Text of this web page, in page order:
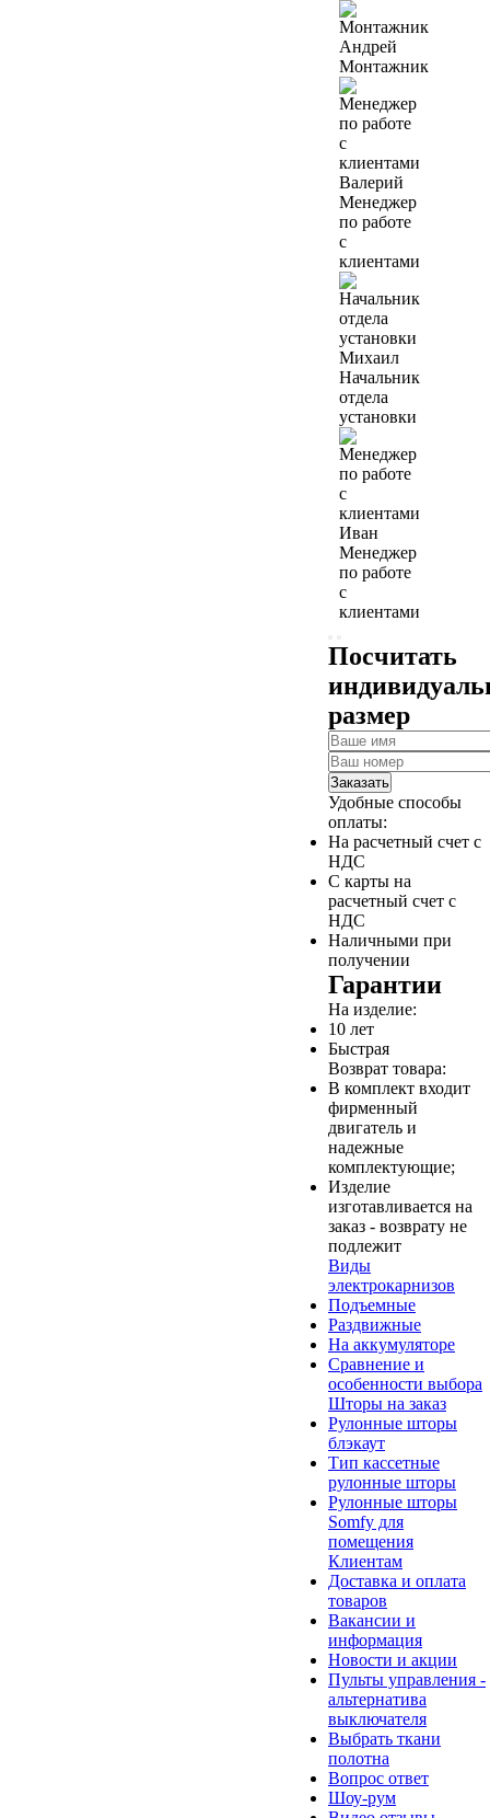
Андрей
Монтажник
Валерий
Менеджер
по работе
с
клиентами
Михаил
Начальник
отдела
установки
Иван
Менеджер
по работе
с
клиентами
Посчитать
размер
Заказать
Удобные способы
оплаты:
На расчетный счет с
НДС
С карты на
расчетный счет с
НДС
Наличными при
получении
Гарантии
На изделие:
10 лет
Быстрая
Возврат товара:
В комплект входит
фирменный
двигатель и
надежные
комплектующие;
Изделие
изготавливается на
заказ - возврату не
подлежит
Виды
электрокарнизов
Подъемные
Раздвижные
На аккумуляторе
Сравнение и
особенности выбора
Шторы на заказ
Рулонные шторы
блэкаут
Тип кассетные
рулонные шторы
Рулонные шторы
Somfy для
помещения
Клиентам
Доставка и оплата
товаров
Вакансии и
информация
Новости и акции
Пульты управления -
альтернатива
выключателя
Выбрать ткани
полотна
Вопрос ответ
Шоу-рум